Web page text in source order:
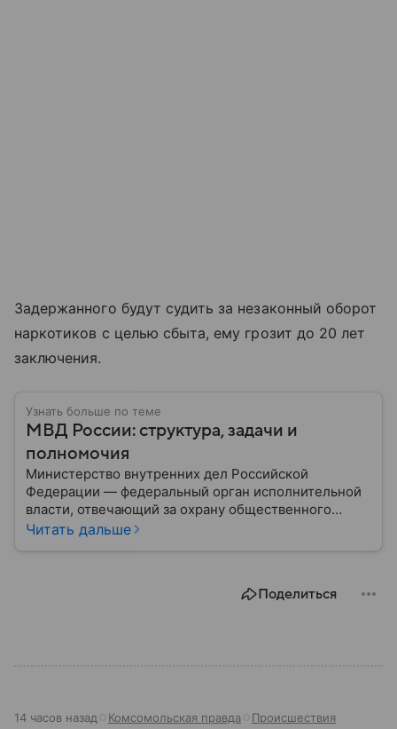
Задержанного будут судить за незаконный оборот
наркотиков с целью сбыта, ему грозит до 20 лет
заключения.
Узнать больше по теме
МВД России: структура, задачи и
полномочия
Министерство внутренних дел Российской
Федерации — федеральный орган исполнительной
власти, отвечающий за охрану общественного
порядка, борьбу с преступностью, обеспечение
России, какие задачи выполняет министерство, как
Читать дальше
Поделиться
14 часов назад Комсомольская правда Происшествия